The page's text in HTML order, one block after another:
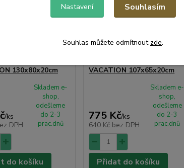
130x80x20cm
/ks
DPH
Skladem e-
shop,
odešleme
do 2-3
prac.dnů
do košíku
VACATION 107x65x20cm
775 Kč/ks
640 Kč bez DPH
Skladem e-
shop,
odešleme
do 2-3
prac.dnů
Přidat do košíku
Nastavení Souhlasím
Souhlas můžete odmítnout zde.